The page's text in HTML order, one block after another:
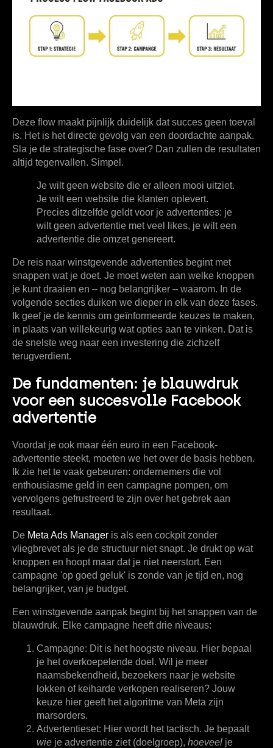
Deze flow maakt pijnlijk duidelijk dat succes geen toeval
is. Het is het directe gevolg van een doordachte aanpak.
Sla je de strategische fase over? Dan zullen de resultaten
altijd tegenvallen. Simpel.
Je wilt geen website die er alleen mooi uitziet.
Je wilt een website die klanten oplevert.
Precies ditzelfde geldt voor je advertenties: je
wilt geen advertentie met veel likes, je wilt een
advertentie die omzet genereert.
De reis naar winstgevende advertenties begint met
snappen wat je doet. Je moet weten aan welke knoppen
je kunt draaien en – nog belangrijker – waarom. In de
volgende secties duiken we dieper in elk van deze fases.
Ik geef je de kennis om geïnformeerde keuzes te maken,
in plaats van willekeurig wat opties aan te vinken. Dat is
de snelste weg naar een investering die zichzelf
terugverdient.
De fundamenten: je blauwdruk
voor een succesvolle Facebook
advertentie
Voordat je ook maar één euro in een Facebook-
advertentie steekt, moeten we het over de basis hebben.
Ik zie het te vaak gebeuren: ondernemers die vol
enthousiasme geld in een campagne pompen, om
vervolgens gefrustreerd te zijn over het gebrek aan
resultaat.
De Meta Ads Manager is als een cockpit zonder
vliegbrevet als je de structuur niet snapt. Je drukt op wat
knoppen en hoopt maar dat je niet neerstort. Een
campagne 'op goed geluk' is zonde van je tijd en, nog
belangrijker, van je budget.
Een winstgevende aanpak begint bij het snappen van de
blauwdruk. Elke campagne heeft drie niveaus:
Campagne: Dit is het hoogste niveau. Hier bepaal
je het overkoepelende doel. Wil je meer
naamsbekendheid, bezoekers naar je website
lokken of keiharde verkopen realiseren? Jouw
keuze hier geeft het algoritme van Meta zijn
marsorders.
Advertentieset: Hier wordt het tactisch. Je bepaalt
wie je advertentie ziet (doelgroep), hoeveel je